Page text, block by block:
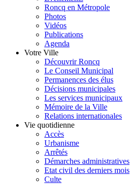
Roncq en Métropole
Photos
Vidéos
Publications
Agenda
Votre Ville
Découvrir Roncq
Le Conseil Municipal
Permanences des élus
Décisions municipales
Les services municipaux
Mémoire de la Ville
Relations internationales
Vie quotidienne
Accès
Urbanisme
Arrêtés
Démarches administratives
Etat civil des derniers mois
Culte